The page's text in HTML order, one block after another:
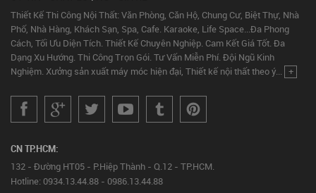
Thiết Kế Thi Công Nội Thất: Văn Phòng, Căn Hộ, Chung Cư, Biệt Thự, Nhà
Phố, Nhà Hàng, Khách Sạn, Spa, Cafe. Karaoke, Life Space...Đa Phong
Cách, Tối Ưu Diện Tích. Thiết Kế Chuyên Nghiệp. Cam Kết Giá Tốt. Đa
Dạng Xu Hướng. Thi Công Trọn Gói. Tư Vấn Miễn Phí. Đội Ngũ Kinh
Nghiệm. Xưởng sản xuất máy móc hiện đại, Thiết kế nội thất theo ý... +
CN TP.HCM:
132 - Đường HT05 - P.Hiệp Thành - Q.12 - TP.HCM.
Hotline: 0934.13.44.88 - 0986.13.44.88